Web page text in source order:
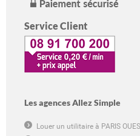
Service Client
Les agences Allez Simple
Louer un utilitaire à PARIS